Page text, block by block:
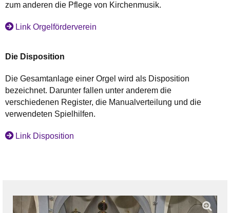
zum anderen die Pflege von Kirchenmusik.
Link Orgelförderverein
Die Disposition
Die Gesamtanlage einer Orgel wird als Disposition
bezeichnet. Darunter fallen unter anderem die
verschiedenen Register, die Manualverteilung und die
verwendeten Spielhilfen.
Link Disposition